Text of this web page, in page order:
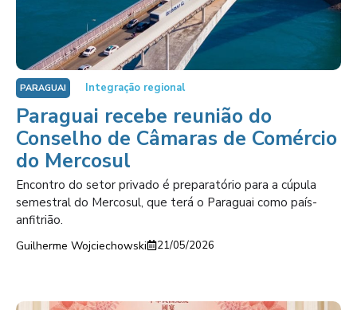
PARAGUAI Integração regional
Paraguai recebe reunião do
Conselho de Câmaras de Comércio
do Mercosul
Encontro do setor privado é preparatório para a cúpula
semestral do Mercosul, que terá o Paraguai como país-
anfitrião.
Guilherme Wojciechowski 21/05/2026